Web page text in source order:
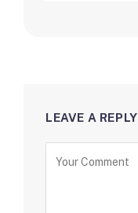
LEAVE A REPLY